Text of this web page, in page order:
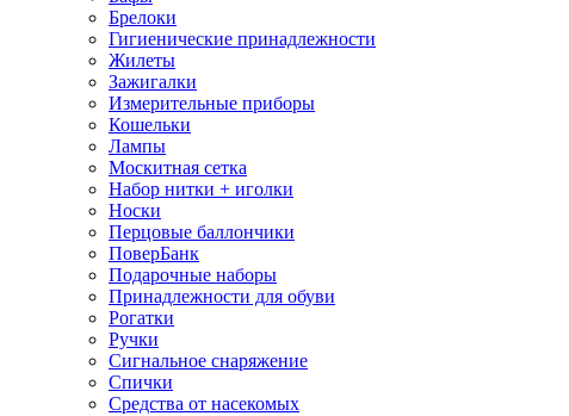
Брелоки
Гигиенические принадлежности
Жилеты
Зажигалки
Измерительные приборы
Кошельки
Лампы
Москитная сетка
Набор нитки + иголки
Носки
Перцовые баллончики
ПоверБанк
Подарочные наборы
Принадлежности для обуви
Рогатки
Ручки
Сигнальное снаряжение
Спички
Средства от насекомых